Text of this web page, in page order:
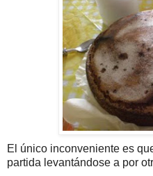
El único inconveniente es
partida levantándose a por